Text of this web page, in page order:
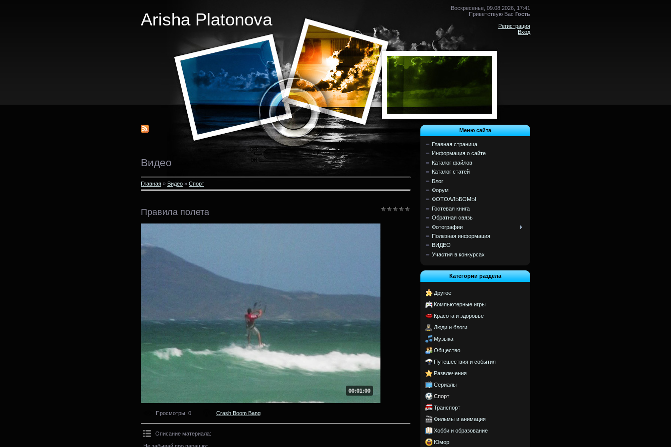
Arisha Platonova
Воскресенье, 09.08.2026, 17:41
Приветствую Вас Гость
Регистрация
Вход
Видео
Главная » Видео » Спорт
Правила полета
00:01:00
Просмотры: 0 Crash Boom Bang
Описание материала:
Не забывай про парашют.
Меню сайта
Главная страница
Информация о сайте
Каталог файлов
Каталог статей
Блог
Форум
ФОТОАЛЬБОМЫ
Гостевая книга
Обратная связь
Фотографии
Полезная информация
ВИДЕО
Участия в конкурсах
Категории раздела
Другое
Компьютерные игры
Красота и здоровье
Люди и блоги
Музыка
Общество
Путешествия и события
Развлечения
Сериалы
Спорт
Транспорт
Фильмы и анимация
Хобби и образование
Юмор